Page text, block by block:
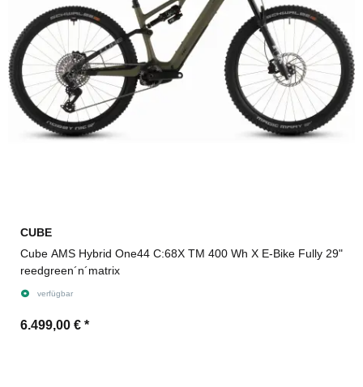
CUBE
Cube AMS Hybrid One44 C:68X TM 400 Wh X E-Bike Fully 29"
reedgreen´n´matrix
verfügbar
6.499,00 € *